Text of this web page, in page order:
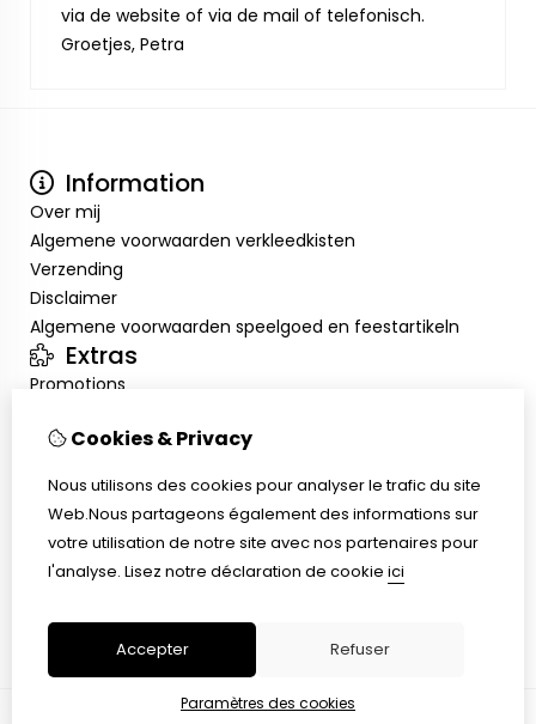
via de website of via de mail of telefonisch.
Groetjes, Petra
Information
Over mij
Algemene voorwaarden verkleedkisten
Verzending
Disclaimer
Algemene voorwaarden speelgoed en feestartikeln
Extras
Promotions
Inloggen
Service client
Retour de marchandise
Cookies & Privacy
Nous utilisons des cookies pour analyser le trafic du site
Web.Nous partageons également des informations sur
votre utilisation de notre site avec nos partenaires pour
l'analyse. Lisez notre déclaration de cookie ici
Accepter Refuser
Paramètres des cookies